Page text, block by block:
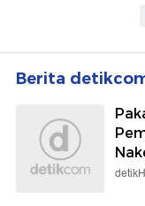
Berita